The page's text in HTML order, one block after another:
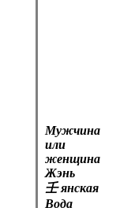
Мужчина
или
женщина
Жэнь
壬 янская
Вода